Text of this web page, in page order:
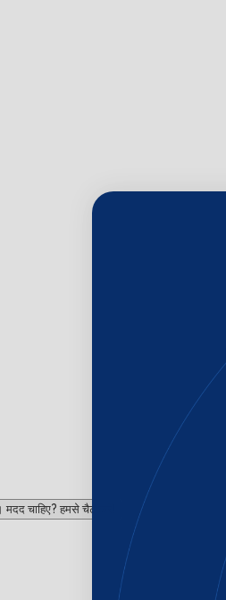
चाहिए? हमसे चैट करें!